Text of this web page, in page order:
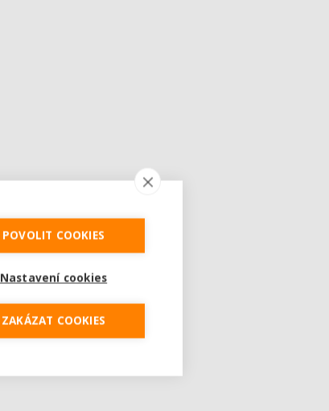
POVOLIT COOKIES
Nastavení cookies
ZAKÁZAT COOKIES